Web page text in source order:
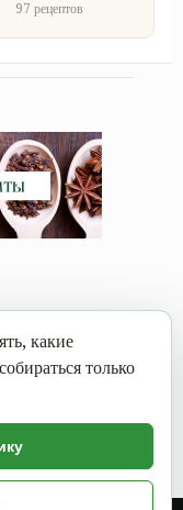
97 рецептов
готовить, а в
не выходя из дома.
блюдо и следовать
какие
только